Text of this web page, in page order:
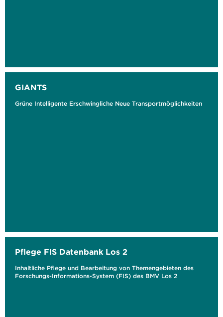
GIANTS
Grüne Intelligente Erschwingliche Neue Transportmöglichkeiten
Pflege FIS Datenbank Los 2
Inhaltliche Pflege und Bearbeitung von Themengebieten des
Forschungs-Informations-System (FIS) des BMV Los 2